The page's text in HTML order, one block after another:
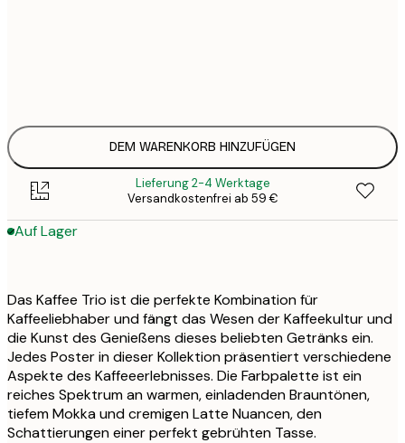
DEM WARENKORB HINZUFÜGEN
Lieferung 2-4 Werktage
Versandkostenfrei ab 59 €
Auf Lager
Das Kaffee Trio ist die perfekte Kombination für
Kaffeeliebhaber und fängt das Wesen der Kaffeekultur und
die Kunst des Genießens dieses beliebten Getränks ein.
Jedes Poster in dieser Kollektion präsentiert verschiedene
Aspekte des Kaffeeerlebnisses. Die Farbpalette ist ein
reiches Spektrum an warmen, einladenden Brauntönen,
tiefem Mokka und cremigen Latte Nuancen, den
Schattierungen einer perfekt gebrühten Tasse.